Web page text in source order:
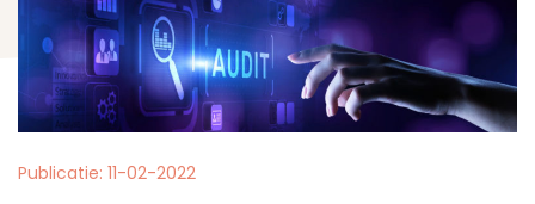
Publicatie: 11-02-2022